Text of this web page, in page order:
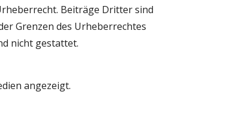
Beiträge Dritter sind
Grenzen des Urheberrechtes
nicht gestattet.
angezeigt.